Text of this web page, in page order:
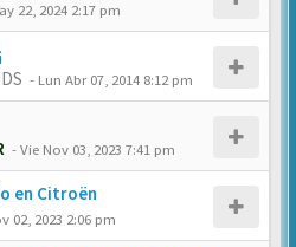
22, 2024 2:17 pm
- Lun Abr 07, 2014 8:12 pm
-Vie Nov 03, 2023 7:41 pm
en Citroën
02, 2023 2:06 pm